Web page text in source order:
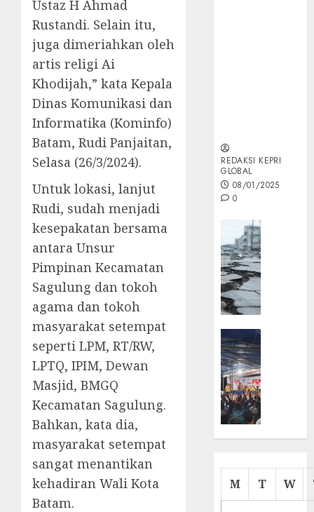
Ustaz H Ahmad
Rustandi. Selain itu,
juga dimeriahkan oleh
artis religi Ai
Khodijah,” kata Kepala
Dinas Komunikasi dan
Informatika (Kominfo)
Batam, Rudi Panjaitan,
Selasa (26/3/2024).
Untuk lokasi, lanjut
Rudi, sudah menjadi
kesepakatan bersama
antara Unsur
Pimpinan Kecamatan
Sagulung dan tokoh
agama dan tokoh
masyarakat setempat
seperti LPM, RT/RW,
LPTQ, IPIM, Dewan
Masjid, BMGQ
Kecamatan Sagulung.
Bahkan, kata dia,
masyarakat setempat
sangat menantikan
kehadiran Wali Kota
Batam.
REDAKSI KEPRI
GLOBAL
08/01/2025
0
Cermin
M T W